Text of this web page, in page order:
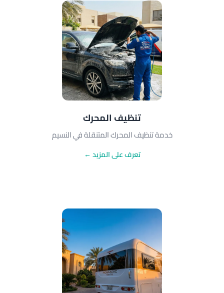
تنظيف المحرك
خدمة تنظيف المحرك المتنقلة في النسيم
تعرف على المزيد ←